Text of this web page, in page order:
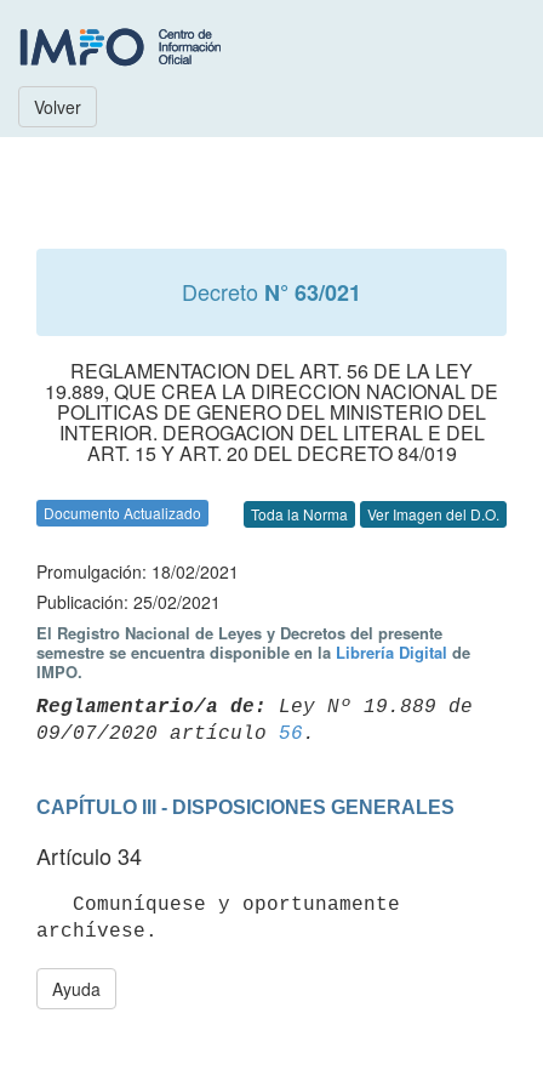
Volver
Decreto N° 63/021
REGLAMENTACION DEL ART. 56 DE LA LEY
19.889, QUE CREA LA DIRECCION NACIONAL DE
POLITICAS DE GENERO DEL MINISTERIO DEL
INTERIOR. DEROGACION DEL LITERAL E DEL
ART. 15 Y ART. 20 DEL DECRETO 84/019
Documento Actualizado Toda la Norma Ver Imagen del D.O.
Promulgación: 18/02/2021
Publicación: 25/02/2021
El Registro Nacional de Leyes y Decretos del presente
semestre se encuentra disponible en la Librería Digital de
IMPO.
Reglamentario/a de:
Ley Nº 19.889 de
09/07/2020 artículo 56
CAPÍTULO III - DISPOSICIONES GENERALES
Artículo 34
Ayuda